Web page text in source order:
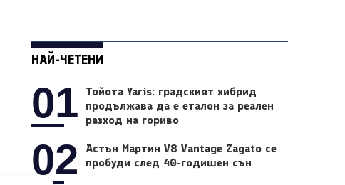
НАЙ-ЧЕТЕНИ
01
Тойота Yaris: градският хибрид
продължава да е еталон за реален
разход на гориво
02
Астън Мартин V8 Vantage Zagato се
пробуди след 40-годишен сън